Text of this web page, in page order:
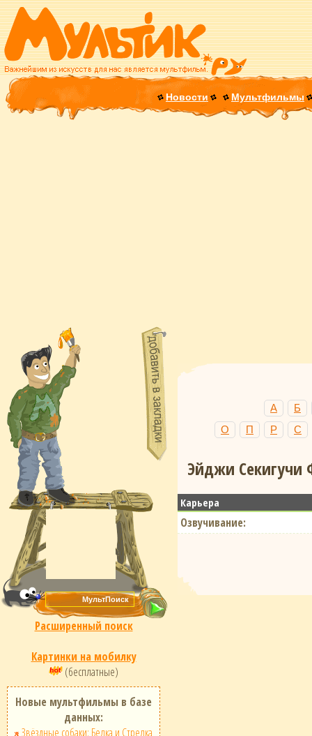
Новости Мультфильмы
Расширенный поиск
Картинки на мобилку
(бесплатные)
Новые мультфильмы в базе
данных:
Звёздные собаки: Белка и Стрелка
А
Б
О
П Р С
Эйджи Секигучи
Карьера
Озвучивание: